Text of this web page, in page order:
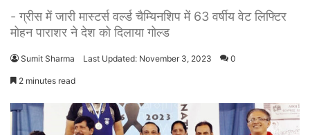
- ग्रीस में जारी मास्टर्स वर्ल्ड चैम्यिनशिप में 63 वर्षीय वेट लिफ्टिर
मोहन पाराशर ने देश को दिलाया गोल्ड
Sumit Sharma Last Updated: November 3, 2023 0
2 minutes read